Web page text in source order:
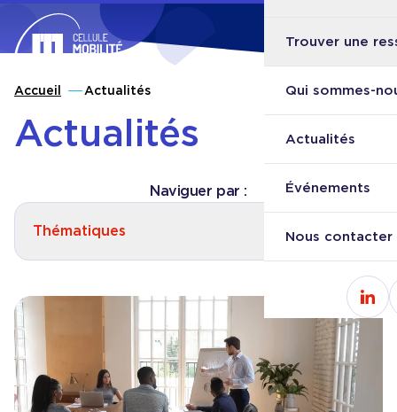
Retour à l'accueil
Trouver une
Qui sommes-
Actualités
Événements
Nous contacter
Accueil Actualités
Actualités
Naviguer par :
Thématiques
Consulter l'articleOffre d’emploi : Conseiller pour